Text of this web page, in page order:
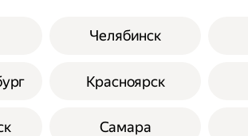
Челябинск
Красноярск
Самара